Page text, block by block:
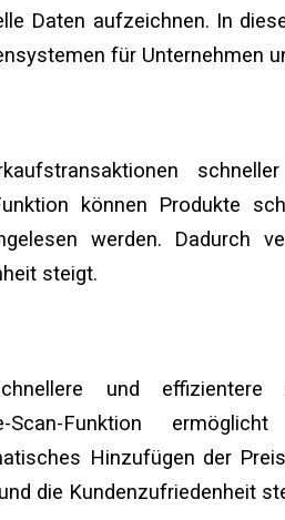
Daten aufzeichnen. In
für Unternehmen
können Produkte
werden. Dadurch
steigt.
und effizientere
Scan-Funktion
Hinzufügen der
die Kundenzufriedenheit